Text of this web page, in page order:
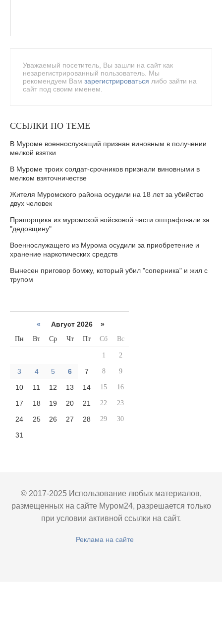
Уважаемый посетитель, Вы зашли на сайт как
незарегистрированный пользователь. Мы
рекомендуем Вам зарегистрироваться либо зайти на
сайт под своим именем.
ССЫЛКИ ПО ТЕМЕ
В Муроме военнослужащий признан виновным в получении
мелкой взятки
В Муроме троих солдат-срочников признали виновными в
мелком взяточничестве
Жителя Муромского района осудили на 18 лет за убийство
двух человек
Прапорщика из муромской войсковой части оштрафовали за
"дедовщину"
Военнослужащего из Мурома осудили за приобретение и
хранение наркотических средств
Вынесен приговор бомжу, который убил "соперника" и жил с
трупом
« Август 2026 »
Пн Вт Ср Чт Пт Сб Вс
1 2
3 4 5 6 7 8 9
10 11 12 13 14 15 16
17 18 19 20 21 22 23
24 25 26 27 28 29 30
31
© 2017-2025 Использование любых материалов,
размещенных на сайте Муром24, разрешается только
при условии активной ссылки на сайт.
Реклама на сайте